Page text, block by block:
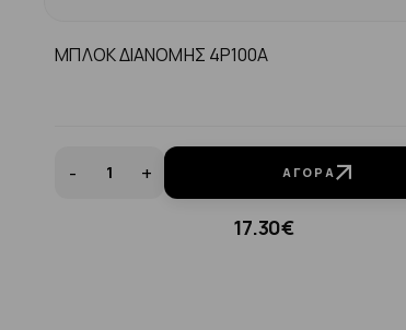
ΜΠΛΟΚ ΔΙΑΝΟΜΗΣ 4P100A
- + ΑΓΟΡΆ
17.30€